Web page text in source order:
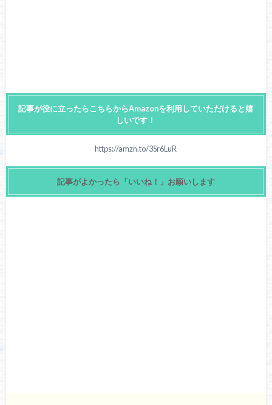
記事が役に立ったらこちらからAmazonを利用していただけると嬉
しいです！
https://amzn.to/3Sr6LuR
記事がよかったら「いいね！」お願いします